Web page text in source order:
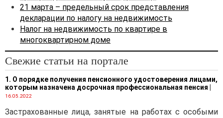
21 марта – предельный срок представления
декларации по налогу на недвижимость
Налог на недвижимость по квартире в
многоквартирном доме
Свежие статьи на портале
1. О порядке получения пенсионного удостоверения лицами,
которым назначена досрочная профессиональная пенсия
16.05.2022
Застрахованные лица, занятые на работах с особыми